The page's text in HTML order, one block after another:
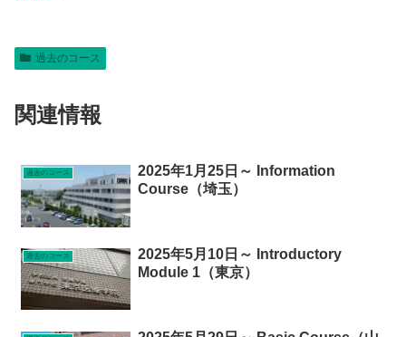
過去のコース
関連情報
過去のコース
2025年1月25日～ Information
Course（埼玉）
過去のコース
2025年5月10日～ Introductory
Module 1（東京）